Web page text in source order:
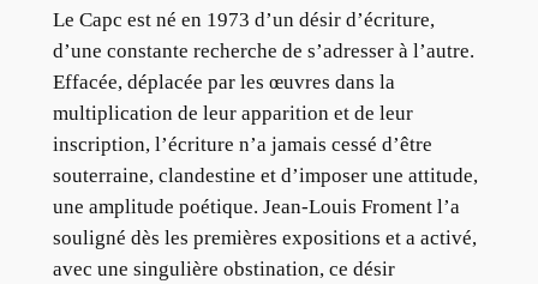
Le Capc est né en 1973 d’un désir d’écriture,
d’une constante recherche de s’adresser à l’autre.
Effacée, déplacée par les œuvres dans la
multiplication de leur apparition et de leur
inscription, l’écriture n’a jamais cessé d’être
souterraine, clandestine et d’imposer une attitude,
une amplitude poétique. Jean-Louis Froment l’a
souligné dès les premières expositions et a activé,
avec une singulière obstination, ce désir